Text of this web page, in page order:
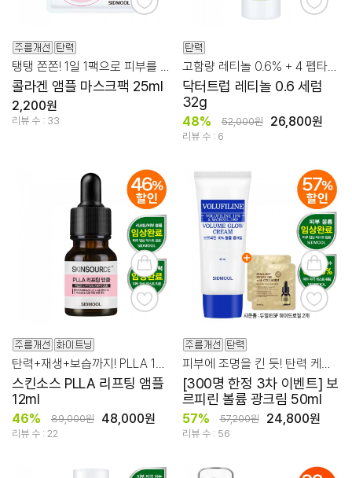
콜라겐 앰플 마스크팩 25ml
2,200원
리뷰 수 : 33
고함량 레티놀 0.6% + 4 펩타이드의 조합!
닥터트럽 레티놀 0.6 세럼
32g
48% 52,000원 26,800원
리뷰 수 : 6
스킨소스 PLLA 리프팅 앰플
12ml
46% 89,000원 48,000원
리뷰 수 : 22
[300명 한정 3차 이벤트] 보
르피린 볼륨 광크림 50ml
57% 57,200원 24,800원
리뷰 수 : 56